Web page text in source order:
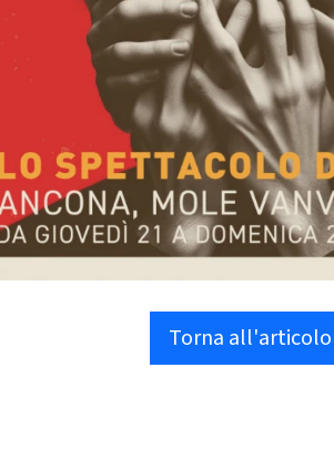
Torna all'articolo